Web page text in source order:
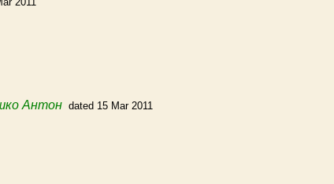
Антон dated 15 Mar 2011